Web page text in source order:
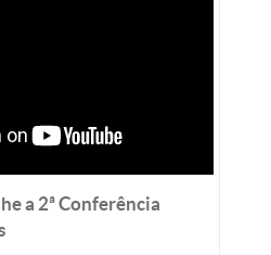
a 2ª Conferência